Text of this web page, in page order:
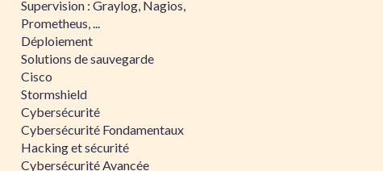
Supervision : Graylog, Nagios,
Prometheus, ...
Déploiement
Solutions de sauvegarde
Cisco
Stormshield
Cybersécurité
Cybersécurité Fondamentaux
Hacking et sécurité
Cybersécurité Avancée